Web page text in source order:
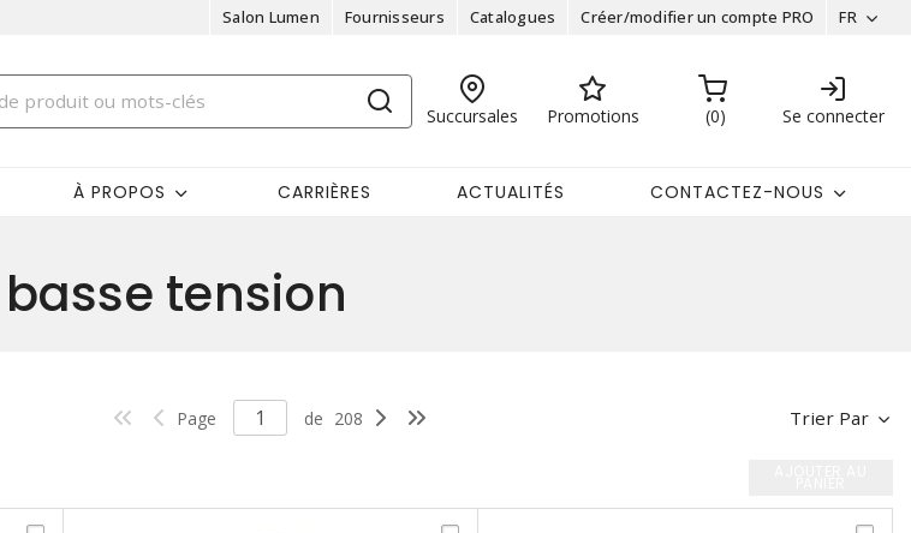
Salon Lumen Fournisseurs Catalogues Créer/modifier un compte PRO FR
Succursales Promotions 0 Se connecter
À PROPOS CARRIÈRES ACTUALITÉS CONTACTEZ-NOUS
tension
Trier Par
Page de 208